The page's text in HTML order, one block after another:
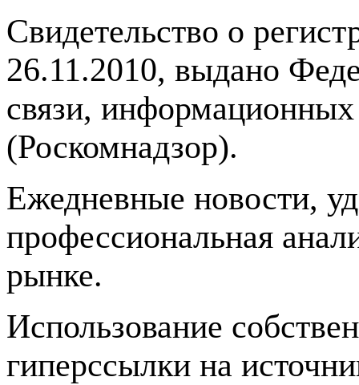
Свидетельство о
26.11.2010, выдано
связи,
(Роскомнадзор).
Ежедневные новости,
профессиональная
рынке.
Использование
гиперссылки на